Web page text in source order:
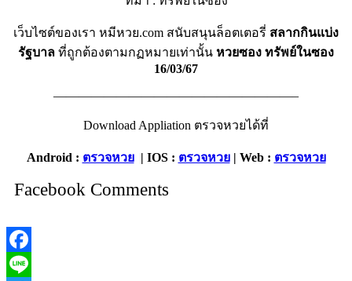
เว็บไซต์ของเรา หมีหวย.com สนับสนุนล็อตเตอรี่ สลากกินแบ่ง
รัฐบาล ที่ถูกต้องตามกฏหมายเท่านั้น หวยซอง ทรัพย์ในซอง
16/03/67
———————————————————–
Download Appliation ตรวจหวยได้ที่
Android : ตรวจหวย | IOS : ตรวจหวย | Web : ตรวจหวย
Facebook Comments
Facebook